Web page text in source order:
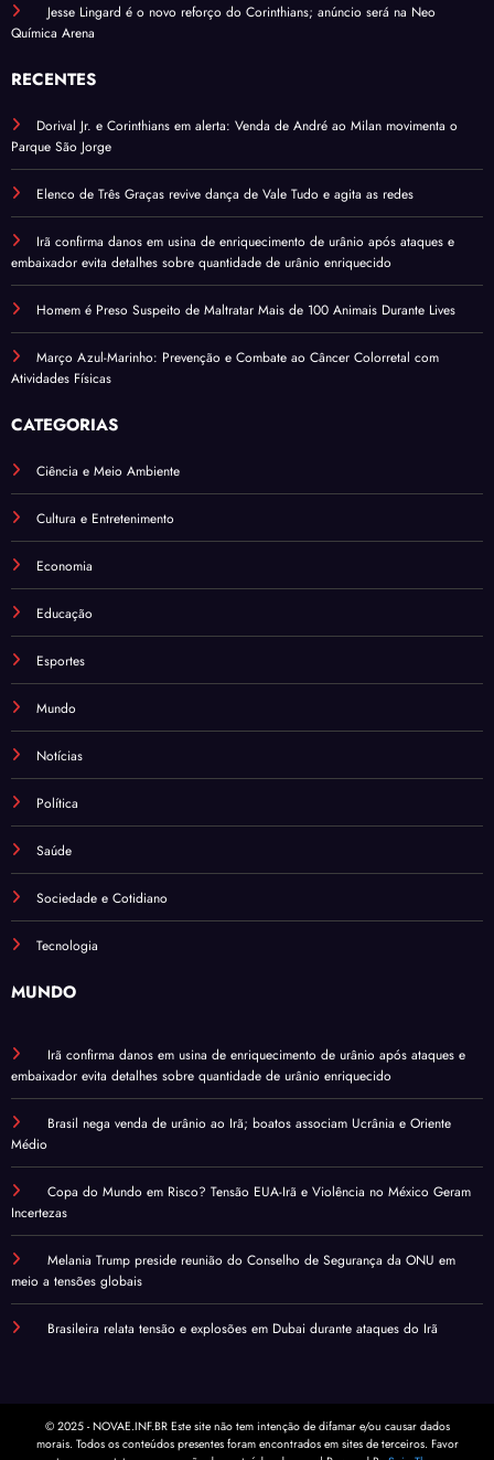
Jesse Lingard é o novo reforço do Corinthians; anúncio será na Neo
Química Arena
RECENTES
Dorival Jr. e Corinthians em alerta: Venda de André ao Milan movimenta o
Parque São Jorge
Elenco de Três Graças revive dança de Vale Tudo e agita as redes
Irã confirma danos em usina de enriquecimento de urânio após ataques e
embaixador evita detalhes sobre quantidade de urânio enriquecido
Homem é Preso Suspeito de Maltratar Mais de 100 Animais Durante Lives
Março Azul-Marinho: Prevenção e Combate ao Câncer Colorretal com
Atividades Físicas
CATEGORIAS
Ciência e Meio Ambiente
Cultura e Entretenimento
Economia
Educação
Esportes
Mundo
Notícias
Política
Saúde
Sociedade e Cotidiano
Tecnologia
MUNDO
Irã confirma danos em usina de enriquecimento de urânio após ataques e
embaixador evita detalhes sobre quantidade de urânio enriquecido
Brasil nega venda de urânio ao Irã; boatos associam Ucrânia e Oriente
Médio
Copa do Mundo em Risco? Tensão EUA-Irã e Violência no México Geram
Incertezas
Melania Trump preside reunião do Conselho de Segurança da ONU em
meio a tensões globais
Brasileira relata tensão e explosões em Dubai durante ataques do Irã
© 2025 - NOVAE.INF.BR Este site não tem intenção de difamar e/ou causar dados
morais. Todos os conteúdos presentes foram encontrados em sites de terceiros. Favor